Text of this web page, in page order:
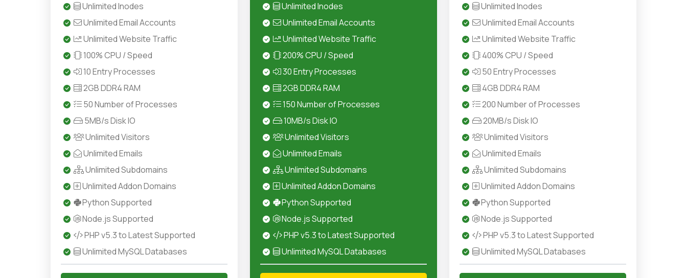
Unlimited Inodes
Unlimited Email Accounts
Unlimited Website Traffic
100% CPU / Speed
10 Entry Processes
2GB DDR4 RAM
50 Number of Processes
5MB/s Disk IO
Unlimited Visitors
Unlimited Emails
Unlimited Subdomains
Unlimited Addon Domains
Python Supported
Node.js Supported
PHP v5.3 to Latest Supported
Unlimited MySQL Databases
Unlimited Inodes
Unlimited Email Accounts
Unlimited Website Traffic
200% CPU / Speed
30 Entry Processes
2GB DDR4 RAM
150 Number of Processes
10MB/s Disk IO
Unlimited Visitors
Unlimited Emails
Unlimited Subdomains
Unlimited Addon Domains
Python Supported
Node.js Supported
PHP v5.3 to Latest Supported
Unlimited MySQL Databases
Unlimited Inodes
Unlimited Email Accounts
Unlimited Website Traffic
400% CPU / Speed
50 Entry Processes
4GB DDR4 RAM
200 Number of Processes
20MB/s Disk IO
Unlimited Visitors
Unlimited Emails
Unlimited Subdomains
Unlimited Addon Domains
Python Supported
Node.js Supported
PHP v5.3 to Latest Supported
Unlimited MySQL Databases